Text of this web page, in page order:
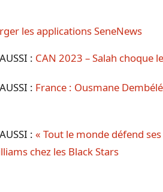
: CAN 2023 – Salah choque
: France : Ousmane
: « Tout le monde défend
chez les Black Stars